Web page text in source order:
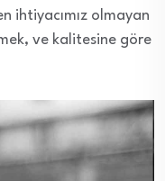
ihtiyacımız olmayan
ve kalitesine göre